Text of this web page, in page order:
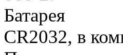
Батарея
CR2032, в